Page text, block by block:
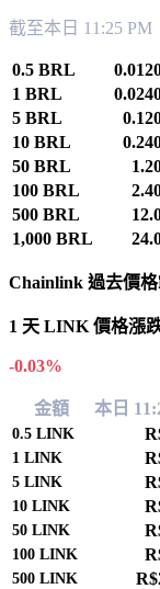
截至本日 11:25 PM
0.5 BRL
1 BRL
5 BRL
10 BRL
50 BRL
100 BRL
500 BRL
1,000 BRL
Chainlink 過去價格
1 天 LINK 價格漲
-0.03%
金額 本日
0.5 LINK
1 LINK
5 LINK
10 LINK
50 LINK
100 LINK
500 LINK